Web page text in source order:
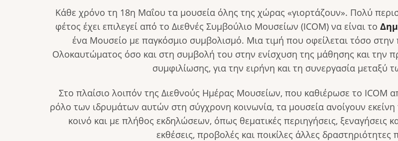
Κάθε χρόνο τη 18η Μαΐου τα μουσεία όλης της χώρας «γιορτάζουν». Πολύ
φέτος έχει επιλεγεί από το Διεθνές Συμβούλιο Μουσείων (ICOM) να είναι το
ένα Μουσείο με παγκόσμιο συμβολισμό. Μια τιμή που οφείλεται τόσο
Ολοκαυτώματος όσο και στη συμβολή του στην ενίσχυση της μάθησης και την
συμφιλίωσης, για την ειρήνη και τη συνεργασία
Στο πλαίσιο λοιπόν της Διεθνούς Ημέρας Μουσείων, που καθιέρωσε το ICOM
ρόλο των ιδρυμάτων αυτών στη σύγχρονη κοινωνία, τα μουσεία ανοίγουν
κοινό και με πλήθος εκδηλώσεων, όπως θεματικές περιηγήσεις, ξεναγήσεις
εκθέσεις, προβολές και ποικίλες άλλες